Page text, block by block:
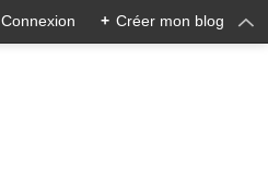
Connexion + Créer mon blog